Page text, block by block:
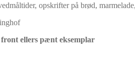
opskrifter på brød,
ellers pænt eksemplar